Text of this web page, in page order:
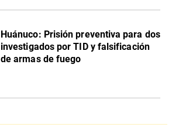
Huánuco: Prisión preventiva para dos
investigados por TID y falsificación
de armas de fuego